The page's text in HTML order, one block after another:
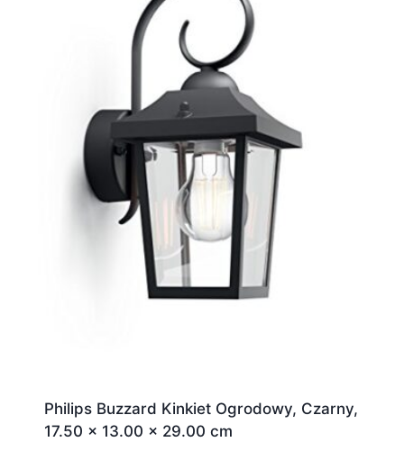
Philips Buzzard Kinkiet Ogrodowy, Czarny,
17.50 x 13.00 x 29.00 cm